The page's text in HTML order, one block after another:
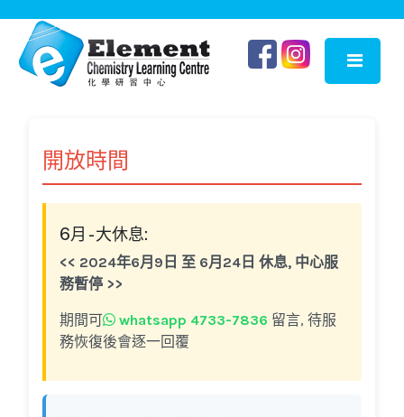
開放時間
6月 - 大休息:
<< 2024年6月9日 至 6月24日 休息, 中心服
務暫停 >>
期間可 whatsapp 4733-7836 留言, 待服
務恢復後會逐一回覆